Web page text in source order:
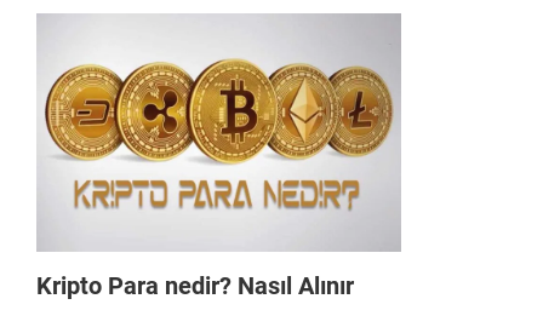
Kripto Para nedir? Nasıl Alınır